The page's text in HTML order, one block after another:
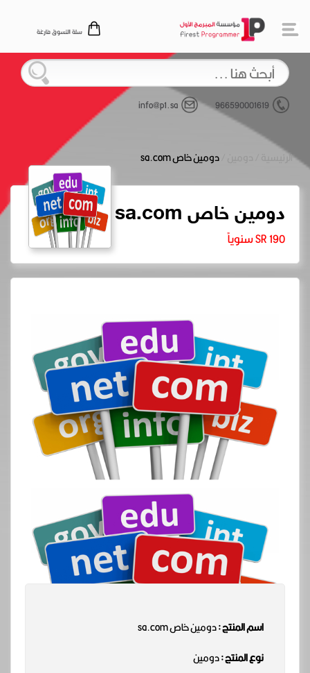
سلة التسوق فارغة
966590001619
info@p1.sa
الرئيسية دومين خاص sa.com
دومين خاص sa.com
190 SR سنوياً
اسم المنتج :دومين خاص sa.com
نوع المنتج :دومين